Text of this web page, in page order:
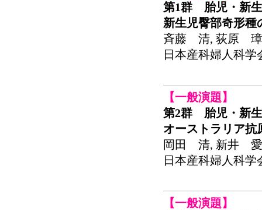
第1群 胎児・新
新生児臀部奇形種
斉藤 清, 荻原
日本産科婦人科学
【一般演題】
第2群 胎児・新
オーストラリア抗
岡田 清, 新井
日本産科婦人科学
【一般演題】